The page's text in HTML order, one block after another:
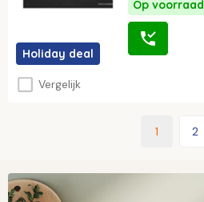
Holiday deal
Vergelijk
Op voorraad
1 2